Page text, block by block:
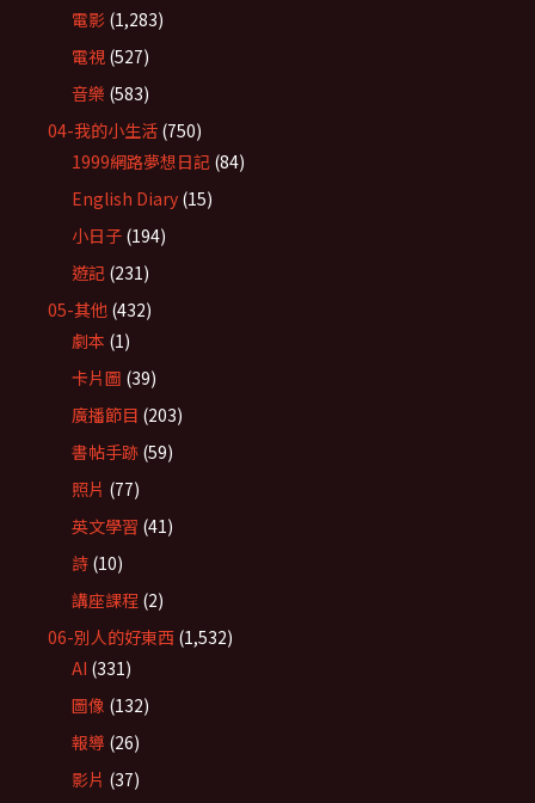
電影 (1,283)
電視 (527)
音樂 (583)
04-我的小生活 (750)
1999網路夢想日記 (84)
English Diary (15)
小日子 (194)
遊記 (231)
05-其他 (432)
劇本 (1)
卡片圖 (39)
廣播節目 (203)
書帖手跡 (59)
照片 (77)
英文學習 (41)
詩 (10)
講座課程 (2)
06-別人的好東西 (1,532)
AI (331)
圖像 (132)
報導 (26)
影片 (37)